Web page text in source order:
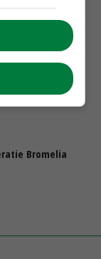
Bromelia